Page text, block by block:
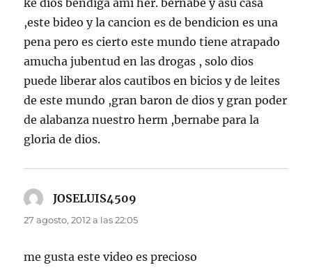
ke dios bendiga ami her. bernabe y asu casa
,este bideo y la cancion es de bendicion es una
pena pero es cierto este mundo tiene atrapado
amucha jubentud en las drogas , solo dios
puede liberar alos cautibos en bicios y de leites
de este mundo ,gran baron de dios y gran poder
de alabanza nuestro herm ,bernabe para la
gloria de dios.
JOSELUIS4509
27 agosto, 2012 a las 22:05
me gusta este video es precioso